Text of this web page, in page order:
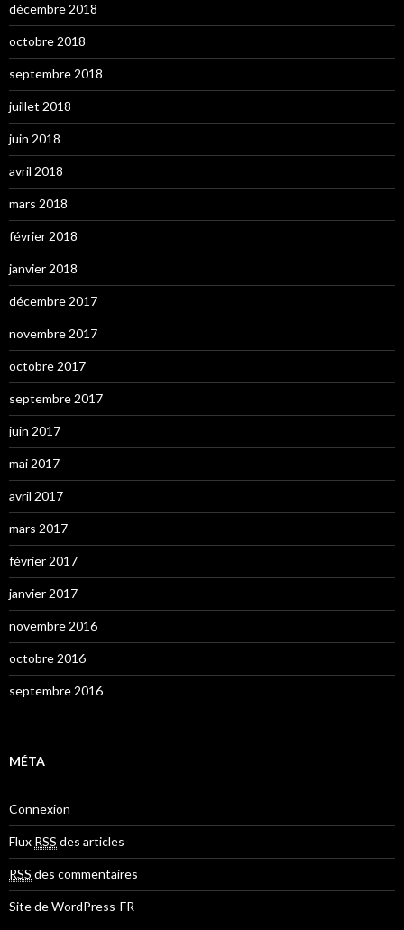
décembre 2018
octobre 2018
septembre 2018
juillet 2018
juin 2018
avril 2018
mars 2018
février 2018
janvier 2018
décembre 2017
novembre 2017
octobre 2017
septembre 2017
juin 2017
mai 2017
avril 2017
mars 2017
février 2017
janvier 2017
novembre 2016
octobre 2016
septembre 2016
MÉTA
Connexion
Flux RSS des articles
RSS des commentaires
Site de WordPress-FR